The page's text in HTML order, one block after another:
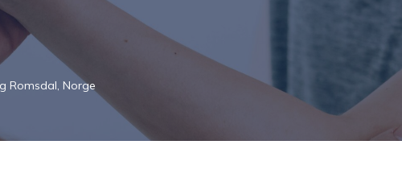
Romsdal, Norge